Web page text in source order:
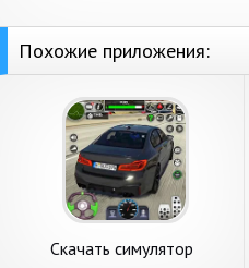
Похожие приложения:
Скачать симулятор